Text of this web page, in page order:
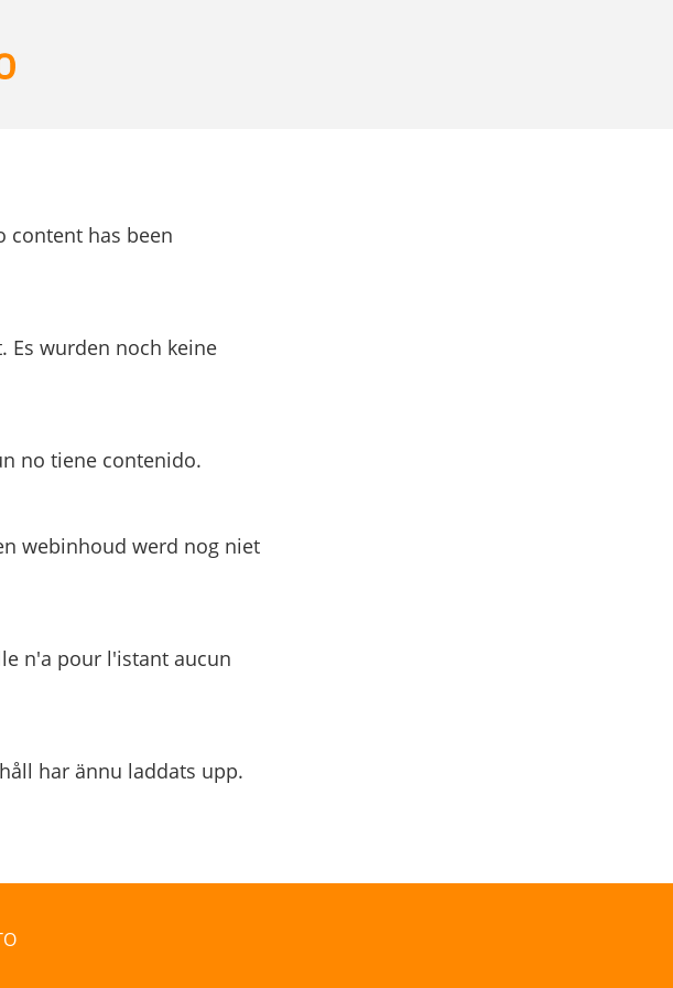
content has been
Es wurden noch keine
no tiene contenido.
webinhoud werd nog niet
n'a pour l'istant aucun
har ännu laddats upp.